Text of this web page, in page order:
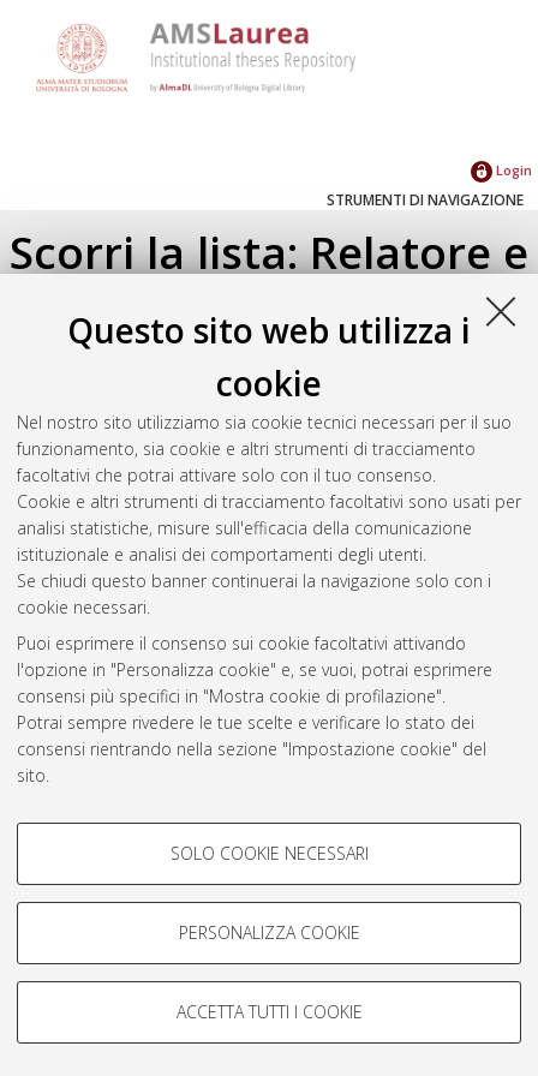
Questo sito web utilizza i
cookie
Nel nostro sito utilizziamo sia cookie tecnici necessari per il suo
funzionamento, sia cookie e altri strumenti di tracciamento
facoltativi che potrai attivare solo con il tuo consenso.
Cookie e altri strumenti di tracciamento facoltativi sono usati per
analisi statistiche, misure sull'efficacia della comunicazione
istituzionale e analisi dei comportamenti degli utenti.
Se chiudi questo banner continuerai la navigazione solo con i
cookie necessari.
Puoi esprimere il consenso sui cookie facoltativi attivando
l'opzione in "Personalizza cookie" e, se vuoi, potrai esprimere
consensi più specifici in "Mostra cookie di profilazione".
Potrai sempre rivedere le tue scelte e verificare lo stato dei
consensi rientrando nella sezione "Impostazione cookie" del
sito.
COOKIE DI PROFILAZIONE -
Si tratta di cookie utilizzati per analizzare le caratteristiche della
navigazione degli utenti, creare profili in base al loro comportamento
Mostra cookie di profilazione
COOKIE TECNICI - NECESSARI
SOLO COOKIE NECESSARI
PERSONALIZZA COOKIE
ACCETTA TUTTI I COOKIE
Login
STRUMENTI DI NAVIGAZIONE
Scorri la lista: Relatore e
Correlatore
Seleziona un valore dall'elenco sottostante.
2026(1)
2025(1)
Atom
Rss 1.0
AMS Laurea
Servizio implementato e gestito da AlmaDL
Condizioni d’uso del sito